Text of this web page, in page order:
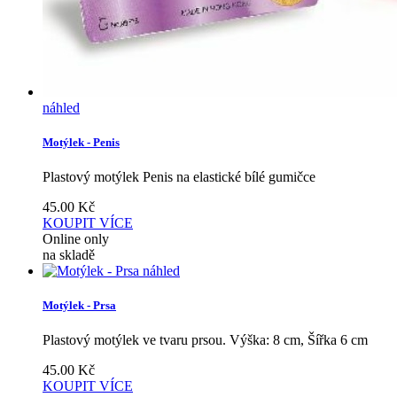
náhled
Motýlek - Penis
Plastový motýlek Penis na elastické bílé gumičce
45.00 Kč
KOUPIT VÍCE
Online only
na skladě
náhled
Motýlek - Prsa
Plastový motýlek ve tvaru prsou. Výška: 8 cm, Šířka 6 cm
45.00 Kč
KOUPIT VÍCE